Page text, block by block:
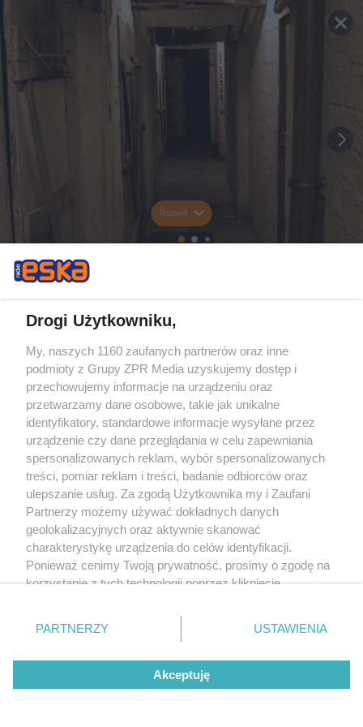
Rozwiń
Drogi Użytkowniku,
My, naszych 1160 zaufanych partnerów oraz inne
podmioty z Grupy ZPR Media uzyskujemy dostęp i
przechowujemy informacje na urządzeniu oraz
przetwarzamy dane osobowe, takie jak unikalne
identyfikatory, standardowe informacje wysyłane przez
urządzenie czy dane przeglądania w celu zapewniania
spersonalizowanych reklam, wybór spersonalizowanych
treści, pomiar reklam i treści, badanie odbiorców oraz
ulepszanie usług. Za zgodą Użytkownika my i Zaufani
Partnerzy możemy używać dokładnych danych
geolokalizacyjnych oraz aktywnie skanować
charakterystykę urządzenia do celów identyfikacji.
Ponieważ cenimy Twoją prywatność, prosimy o zgodę na
korzystanie z tych technologii poprzez kliknięcie
zmienić/wycofać klikając przycisk ustawień prywatności
znajdujący się w lewym dolnym rogu strony
rodzaje przetwarzania danych nie wymagają zgody
użytkownika, ale masz prawo sprzeciwić się takiemu
przetwarzaniu. Preferencje będą miały zastosowanie tylko
PARTNERZY USTAWIENIA
Akceptuję